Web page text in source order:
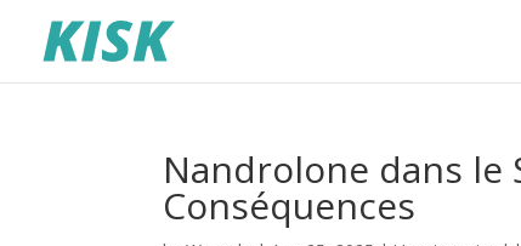
Nandrolone dans le
Conséquences